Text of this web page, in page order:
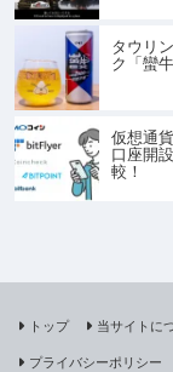
タウリ
ク「蠻
仮想通
口座開
較！
トップ 当サイトに
プライバシーポリシー